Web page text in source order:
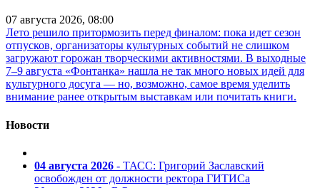
07 августа 2026, 08:00
Лето решило притормозить перед финалом: пока идет сезон
отпусков, организаторы культурных событий не слишком
загружают горожан творческими активностями. В выходные
7–9 августа «Фонтанка» нашла не так много новых идей для
культурного досуга — но, возможно, самое время уделить
внимание ранее открытым выставкам или почитать книги.
Новости
04 августа 2026 - ТАСС: Григорий Заславский
освобожден от должности ректора ГИТИСа